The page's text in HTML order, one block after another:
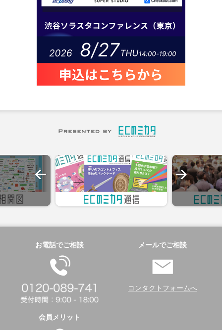
お電話でご相談 メールでご相談
コンタクトフォームへ
会員メリット